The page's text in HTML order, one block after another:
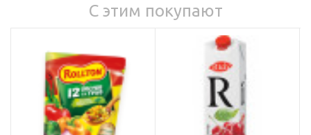
С этим покупают